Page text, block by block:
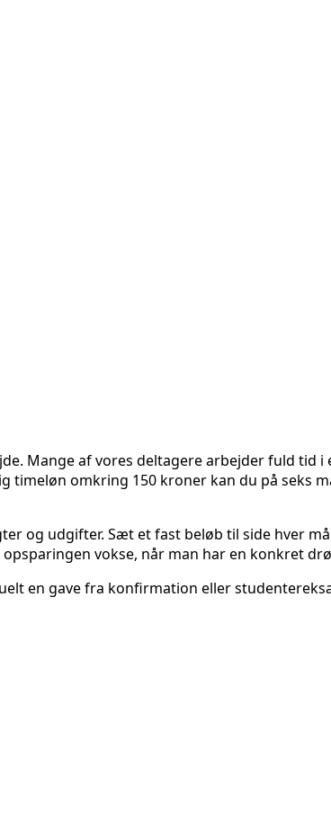
Mange af vores deltagere arbejder fuld tid
omkring 150 kroner kan du på seks
og udgifter. Sæt et fast beløb til side hver
vokse, når man har en konkret
en gave fra konfirmation eller